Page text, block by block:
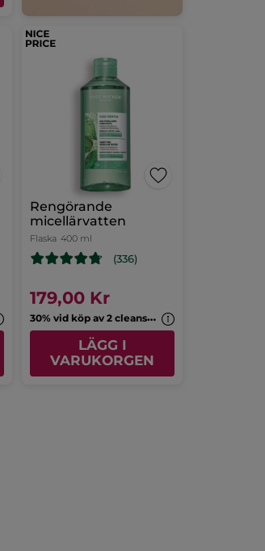
Rengörande
micellärvatten
Flaska 400 ml
(336)
179,00 Kr
3
0% vid köp av 2 cleansers
LÄGG I
VARUKORGEN